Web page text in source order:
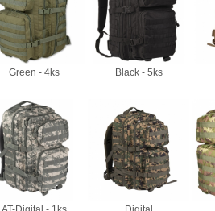
Green - 4ks Black - 5ks